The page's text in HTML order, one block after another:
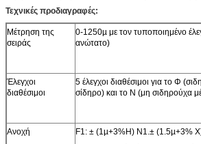
Τεχνικές προδιαγραφές:
Μέτρηση της
σειράς
0-1250µ με τον τυποποιημένο
ανώτατο)
Έλεγχοι
διαθέσιμοι
5 έλεγχοι διαθέσιμοι για το Φ
σίδηρο) και το Ν (μη σιδηρούχα
Ανοχή
F1: ± (1µ+3%H) N1.± (1.5µ+3%